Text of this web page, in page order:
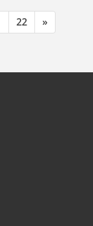
22 »